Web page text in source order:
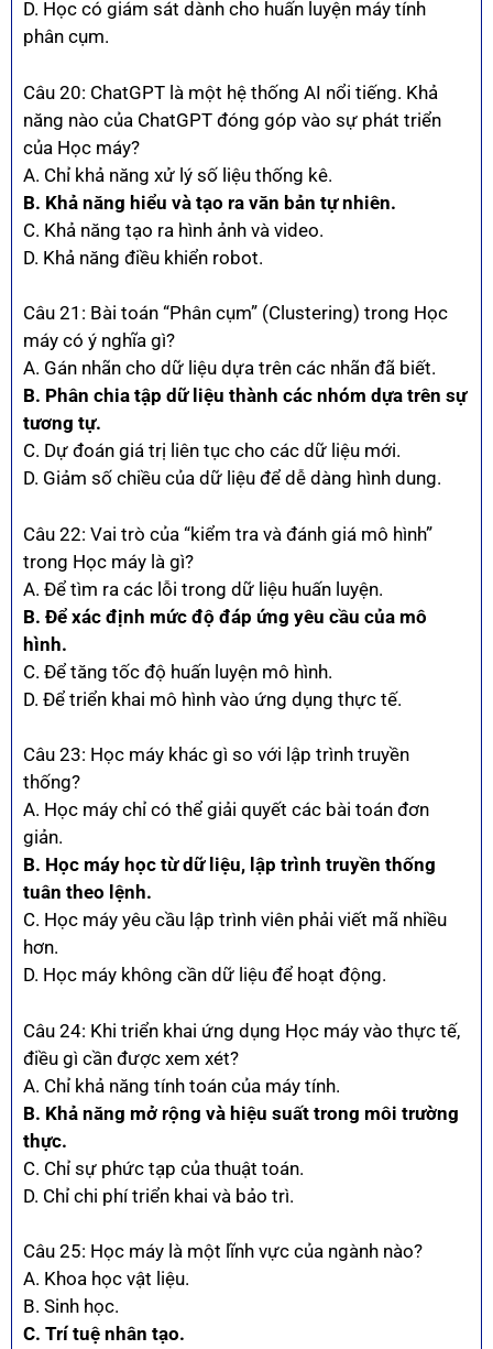
D. Học có giám sát dành cho huấn luyện máy tính
phân cụm.
Câu 20: ChatGPT là một hệ thống AI nổi tiếng. Khả
năng nào của ChatGPT đóng góp vào sự phát triển
của Học máy?
A. Chỉ khả năng xử lý số liệu thống kê.
B. Khả năng hiểu và tạo ra văn bản tự nhiên.
C. Khả năng tạo ra hình ảnh và video.
D. Khả năng điều khiển robot.
Câu 21: Bài toán “Phân cụm” (Clustering) trong Học
máy có ý nghĩa gì?
A. Gán nhãn cho dữ liệu dựa trên các nhãn đã biết.
B. Phân chia tập dữ liệu thành các nhóm dựa trên sự
tương tự.
C. Dự đoán giá trị liên tục cho các dữ liệu mới.
D. Giảm số chiều của dữ liệu để dễ dàng hình dung.
Câu 22: Vai trò của “kiểm tra và đánh giá mô hình”
trong Học máy là gì?
A. Để tìm ra các lỗi trong dữ liệu huấn luyện.
B. Để xác định mức độ đáp ứng yêu cầu của mô
hình.
C. Để tăng tốc độ huấn luyện mô hình.
D. Để triển khai mô hình vào ứng dụng thực tế.
Câu 23: Học máy khác gì so với lập trình truyền
thống?
A. Học máy chỉ có thể giải quyết các bài toán đơn
giản.
B. Học máy học từ dữ liệu, lập trình truyền thống
tuân theo lệnh.
C. Học máy yêu cầu lập trình viên phải viết mã nhiều
hơn.
D. Học máy không cần dữ liệu để hoạt động.
Câu 24: Khi triển khai ứng dụng Học máy vào thực tế,
điều gì cần được xem xét?
A. Chỉ khả năng tính toán của máy tính.
B. Khả năng mở rộng và hiệu suất trong môi trường
thực.
C. Chỉ sự phức tạp của thuật toán.
D. Chỉ chi phí triển khai và bảo trì.
Câu 25: Học máy là một lĩnh vực của ngành nào?
A. Khoa học vật liệu.
B. Sinh học.
C. Trí tuệ nhân tạo.